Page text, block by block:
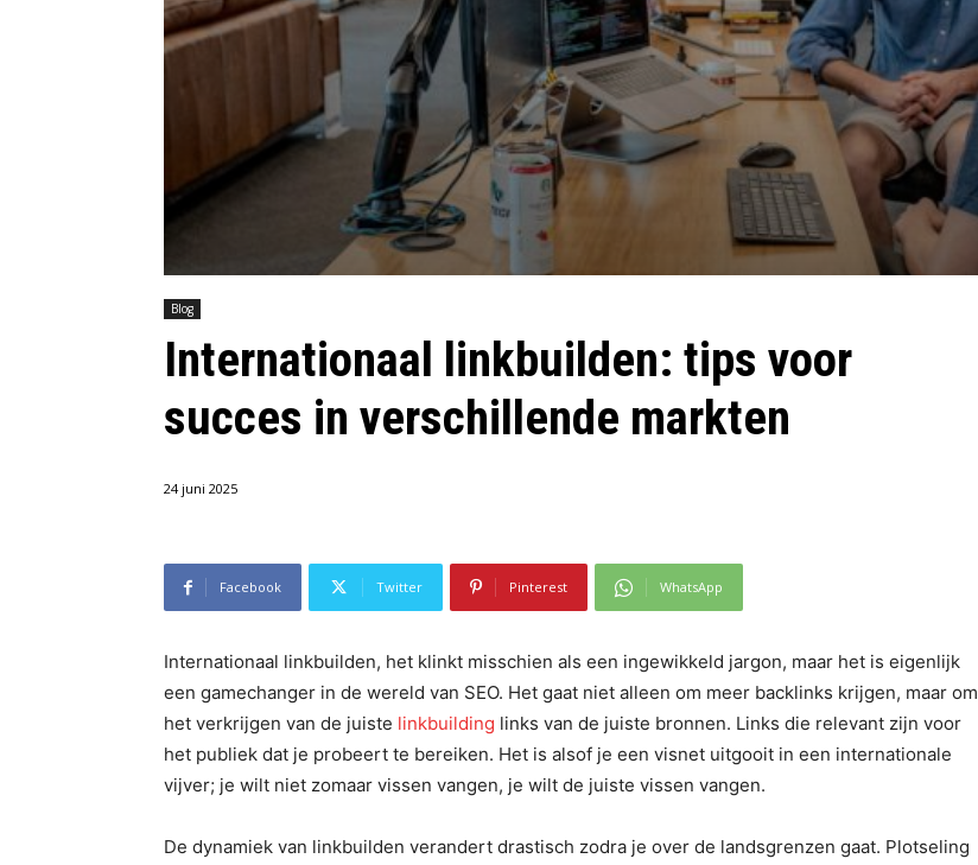
Blog
Internationaal linkbuilden: tips voor
succes in verschillende markten
24 juni 2025
Facebook Twitter Pinterest WhatsApp
Internationaal linkbuilden, het klinkt misschien als een ingewikkeld jargon, maar het is eigenlijk
een gamechanger in de wereld van SEO. Het gaat niet alleen om meer backlinks krijgen, maar om
het verkrijgen van de juiste linkbuilding links van de juiste bronnen. Links die relevant zijn voor
het publiek dat je probeert te bereiken. Het is alsof je een visnet uitgooit in een internationale
vijver; je wilt niet zomaar vissen vangen, je wilt de juiste vissen vangen.
De dynamiek van linkbuilden verandert drastisch zodra je over de landsgrenzen gaat. Plotseling